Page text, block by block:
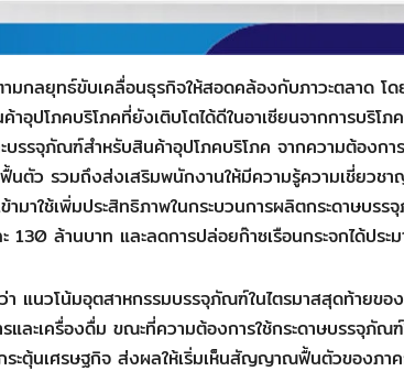
ามกลยุทธ์ขับเคลื่อนธุรกิจให้สอดคล้องกับภาวะตลาด
าอุปโภคบริโภคที่ยังเติบโตได้ดีในอาเซียนจากการบริโ
รรจุภัณฑ์สำหรับสินค้าอุปโภคบริโภค จากความต้องกา
นตัว รวมถึงส่งเสริมพนักงานให้มีความรู้ความเชี่ยวช
ามาใช้เพิ่มประสิทธิภาพในกระบวนการผลิตกระดาษบร
130 ล้านบาท และลดการปล่อยก๊าซเรือนกระจกได้
แนวโน้มอุตสาหกรรมบรรจุภัณฑ์ในไตรมาสสุดท้ายขอ
และเครื่องดื่ม ขณะที่ความต้องการใช้กระดาษบรรจุภั
ระตุ้นเศรษฐกิจ ส่งผลให้เริ่มเห็นสัญญาณฟื้นตัวของภา